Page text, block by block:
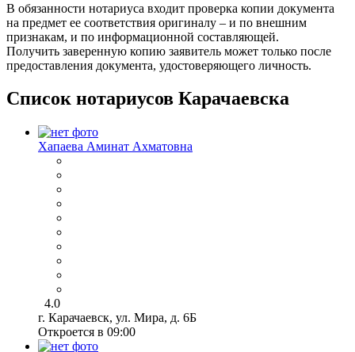
В обязанности нотариуса входит проверка копии документа
на предмет ее соответствия оригиналу – и по внешним
признакам, и по информационной составляющей.
Получить заверенную копию заявитель может только после
предоставления документа, удостоверяющего личность.
Список нотариусов Карачаевска
Хапаева Аминат Ахматовна
4.0
г. Карачаевск, ул. Мира, д. 6Б
Откроется в 09:00